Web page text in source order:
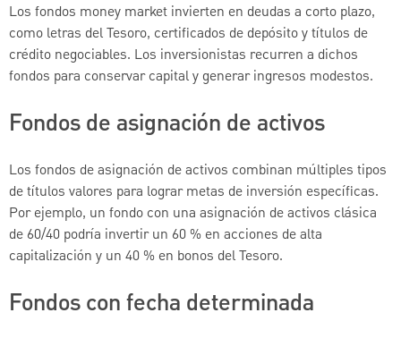
Los fondos money market invierten en deudas a corto plazo,
como letras del Tesoro, certificados de depósito y títulos de
crédito negociables. Los inversionistas recurren a dichos
fondos para conservar capital y generar ingresos modestos.
Fondos de asignación de activos
Los fondos de asignación de activos combinan múltiples tipos
de títulos valores para lograr metas de inversión específicas.
Por ejemplo, un fondo con una asignación de activos clásica
de 60/40 podría invertir un 60 % en acciones de alta
capitalización y un 40 % en bonos del Tesoro.
Fondos con fecha determinada